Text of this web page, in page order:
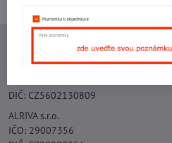
Ing. Vojtěch Lečbych - IVL
DIČ: CZ5602130809
ALRIVA s.r.o.
IČO: 29007356